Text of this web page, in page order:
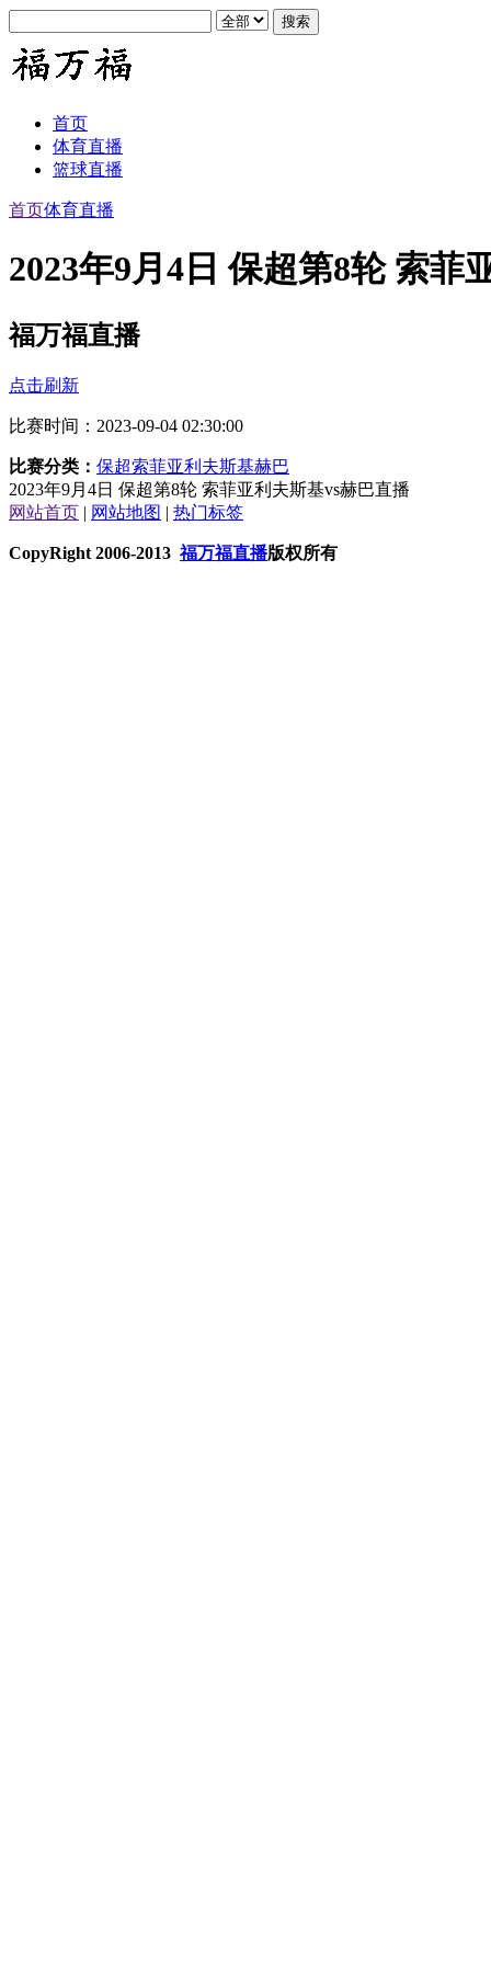
首页
体育直播
篮球直播
首页体育直播
2023年9月4日 保超第8轮 索菲
福万福直播
点击刷新
比赛时间：2023-09-04 02:30:00
比赛分类： 保超索菲亚利夫斯基赫巴
2023年9月4日 保超第8轮 索菲亚利夫斯基vs赫巴直播
网站首页 | 网站地图 | 热门标签
CopyRight 2006-2013福万福直播版权所有